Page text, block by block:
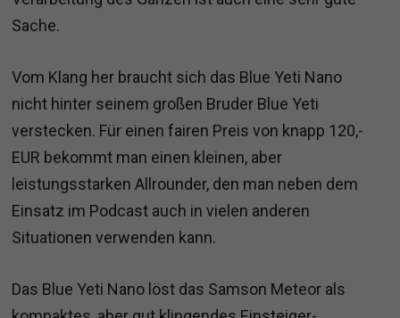
Sache.
Vom Klang her braucht sich das Blue Yeti Nano
nicht hinter seinem großen Bruder Blue Yeti
verstecken. Für einen fairen Preis von knapp 120,-
EUR bekommt man einen kleinen, aber
leistungsstarken Allrounder, den man neben dem
Einsatz im Podcast auch in vielen anderen
Situationen verwenden kann.
Das Blue Yeti Nano löst das Samson Meteor als